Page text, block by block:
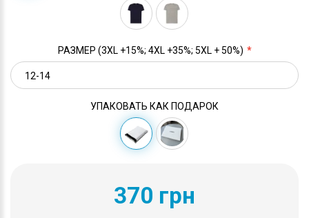
РАЗМЕР (3XL +15%; 4XL +35%; 5XL + 50%)
УПАКОВАТЬ КАК ПОДАРОК
370 грн